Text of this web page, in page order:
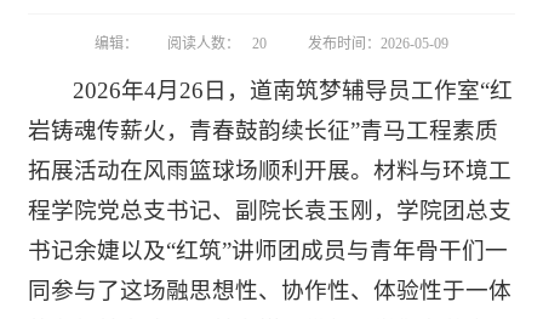
编辑： 阅读人数： 20 发布时间：2026-05-09
2026年4月26日，道南筑梦辅导员工作室“红
岩铸魂传薪火，青春鼓韵续长征”青马工程素质
拓展活动在风雨篮球场顺利开展。材料与环境工
程学院党总支书记、副院长袁玉刚，学院团总支
书记余婕以及“红筑”讲师团成员与青年骨干们一
同参与了这场融思想性、协作性、体验性于一体